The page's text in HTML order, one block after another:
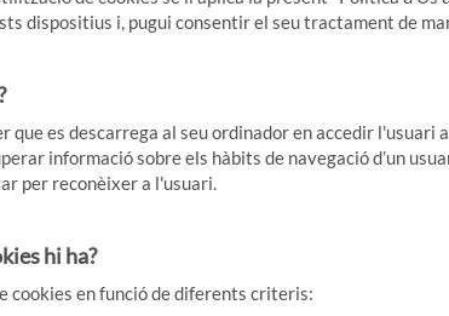
dispositius i, pugui consentir el seu tractament de
que es descarrega al seu ordinador en accedir l'usuari
informació sobre els hàbits de navegació d’un
per reconèixer a l'usuari.
hi ha?
cookies en funció de diferents criteris: